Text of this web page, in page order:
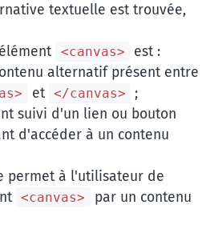
textuelle est trouvée,
<canvas>
est :
alternatif présent entre
et </canvas>
;
suivi d'un lien ou bouton
d'accéder à un contenu
permet à l'utilisateur de
<canvas>
par un contenu